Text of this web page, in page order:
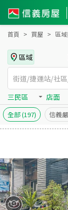
高
首頁 買屋 區
區域
三民區 店面
全部(197) 信義